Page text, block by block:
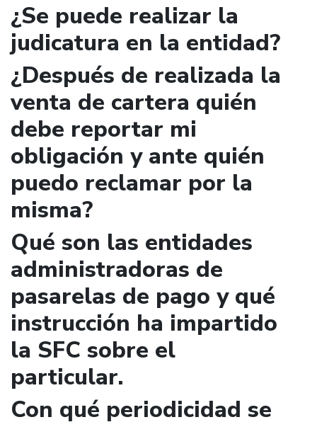
¿Se puede realizar la
judicatura en la entidad?
¿Después de realizada la
venta de cartera quién
debe reportar mi
obligación y ante quién
puedo reclamar por la
misma?
Qué son las entidades
administradoras de
pasarelas de pago y qué
instrucción ha impartido
la SFC sobre el
particular.
Con qué periodicidad se